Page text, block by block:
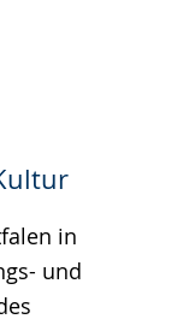
in
und